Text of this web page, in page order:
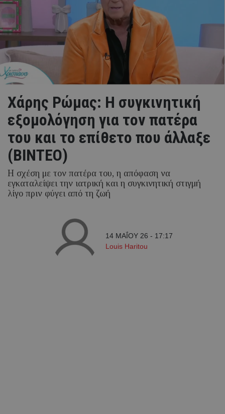
Χάρης Ρώμας: Η συγκινητική
εξομολόγηση για τον πατέρα
του και το επίθετο που άλλαξε
(ΒΙΝΤΕΟ)
Η σχέση με τον πατέρα του, η απόφαση να
εγκαταλείψει την ιατρική και η συγκινητική στιγμή
λίγο πριν φύγει από τη ζωή
14 ΜΑΪ́ΟΥ 26 - 17:17
Louis Haritou